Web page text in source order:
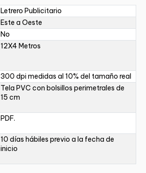
Letrero Publicitario
Este a Oeste
No
12X4 Metros
300 dpi medidas al 10% del tamaño real
Tela PVC con bolsillos perimetrales de
15 cm
PDF.
10 días hábiles previo a la fecha de
inicio